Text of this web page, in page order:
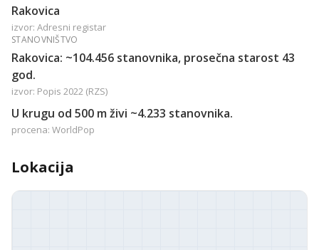
Rakovica
izvor: Adresni registar
STANOVNIŠTVO
Rakovica: ~104.456 stanovnika, prosečna starost 43
god.
izvor: Popis 2022 (RZS)
U krugu od 500 m živi ~4.233 stanovnika.
procena: WorldPop
Lokacija